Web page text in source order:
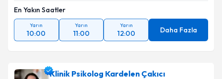
En Yakın Saatler
Yarın
10:00
Yarın
11:00
Yarın
12:00 Daha Fazla
Klinik Psikolog Kardelen Çakıcı